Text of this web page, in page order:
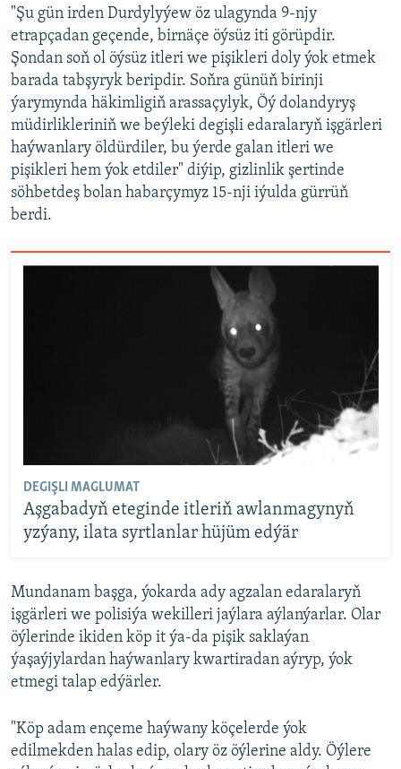
"Şu gün irden Durdylyýew öz ulagynda 9-njy
etrapçadan geçende, birnäçe öýsüz iti görüpdir.
Şondan soň ol öýsüz itleri we pişikleri doly ýok etmek
barada tabşyryk beripdir. Soňra günüň birinji
ýarymynda häkimligiň arassaçylyk, Öý dolandyryş
müdirlikleriniň we beýleki degişli edaralaryň işgärleri
haýwanlary öldürdiler, bu ýerde galan itleri we
pişikleri hem ýok etdiler" diýip, gizlinlik şertinde
söhbetdeş bolan habarçymyz 15-nji iýulda gürrüň
berdi.
DEGIŞLI MAGLUMAT
Aşgabadyň eteginde itleriň awlanmagynyň
yzýany, ilata syrtlanlar hüjüm edýär
Mundanam başga, ýokarda ady agzalan edaralaryň
işgärleri we polisiýa wekilleri jaýlara aýlanýarlar. Olar
öýlerinde ikiden köp it ýa-da pişik saklaýan
ýaşaýjylardan haýwanlary kwartiradan aýryp, ýok
etmegi talap edýärler.
"Köp adam ençeme haýwany köçelerde ýok
edilmekden halas edip, olary öz öýlerine aldy. Öýlere